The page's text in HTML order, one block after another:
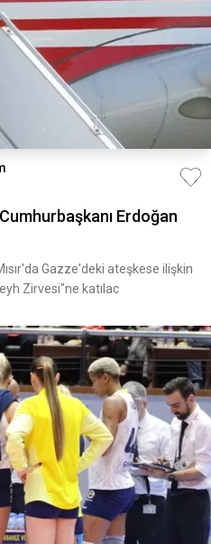
Erdoğan
Gazze'deki ateşkese ilişkin
Zirvesi"ne katılac